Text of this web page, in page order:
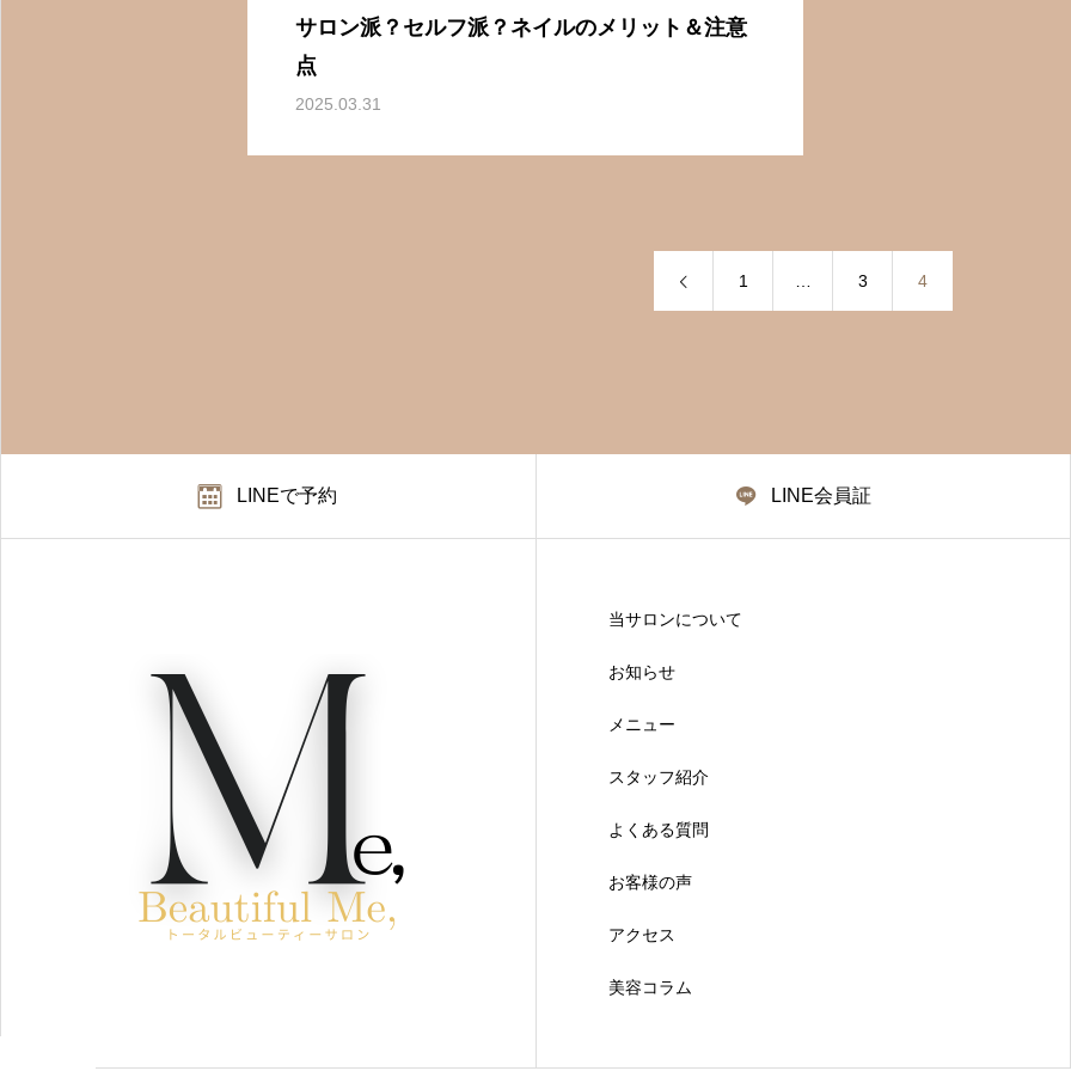
サロン派？セルフ派？ネイルのメリット＆注意
点
2025.03.31
1 3 4
LINEで予約 LINE会員証
当サロンについて
お知らせ
メニュー
スタッフ紹介
よくある質問
お客様の声
アクセス
美容コラム